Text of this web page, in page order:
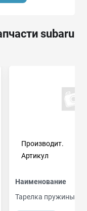
subaru
Производит.
Артикул
Наименование
Тарелка пружины